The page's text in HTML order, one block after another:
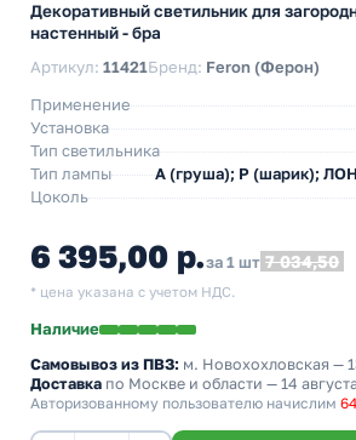
Декоративный светильник для
настенный - бра
Артикул: 11421Бренд: Feron (Ферон)
Применение
Установка
Тип светильника
Тип лампы
A (груша); P (шарик);
Цоколь
6 395,00 р.за 1 шт 7 034,50
* цена указана с учетом НДС.
Наличие
Самовывоз из ПВЗ: м. Новохохловская —
Доставка по Москве и области — 14 августа
Авторизованному пользователю начислим